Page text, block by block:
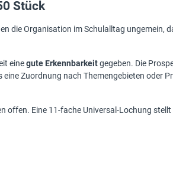
Stück
die Organisation im Schulalltag ungemein,
einegute Erkennbarkeitgegeben. Die
Zuordnung nach Themengebieten oder
offen. Eine 11-fache Universal-Lochung